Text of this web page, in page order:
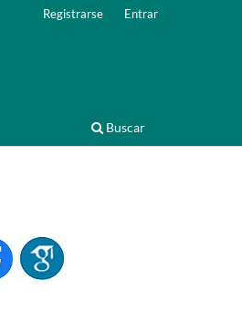
Buscar
Registrarse Entrar